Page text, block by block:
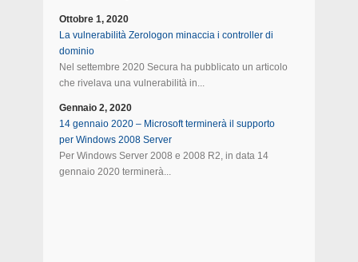
Ottobre 1, 2020
La vulnerabilità Zerologon minaccia i controller di
dominio
Nel settembre 2020 Secura ha pubblicato un articolo
che rivelava una vulnerabilità in...
Gennaio 2, 2020
14 gennaio 2020 – Microsoft terminerà il supporto
per Windows 2008 Server
Per Windows Server 2008 e 2008 R2, in data 14
gennaio 2020 terminerà...